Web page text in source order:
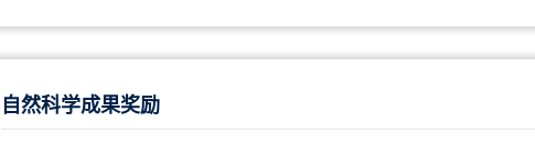
自然科学成果奖励